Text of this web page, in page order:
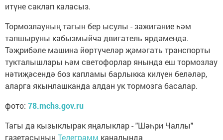
итүне саклап каласыз.
Тормозлауның тагын бер ысулы - зажигание һәм
тапшыруны кабызмыйча двигатель ярдәмендә.
Тәҗрибәле машина йөртүчеләр җәмәгать транспорты
тукталышлары һәм светофорлар янында еш тормозлау
нәтиҗәсендә боз капламы барлыкка килүен беләләр,
аларга якынлашканда алдан ук тормозга басалар.
фото: 78.mchs.gov.ru
Тагы да кызыклырак яңалыклар - "Шәһри Чаллы"
газетасының Телеграмм каналында